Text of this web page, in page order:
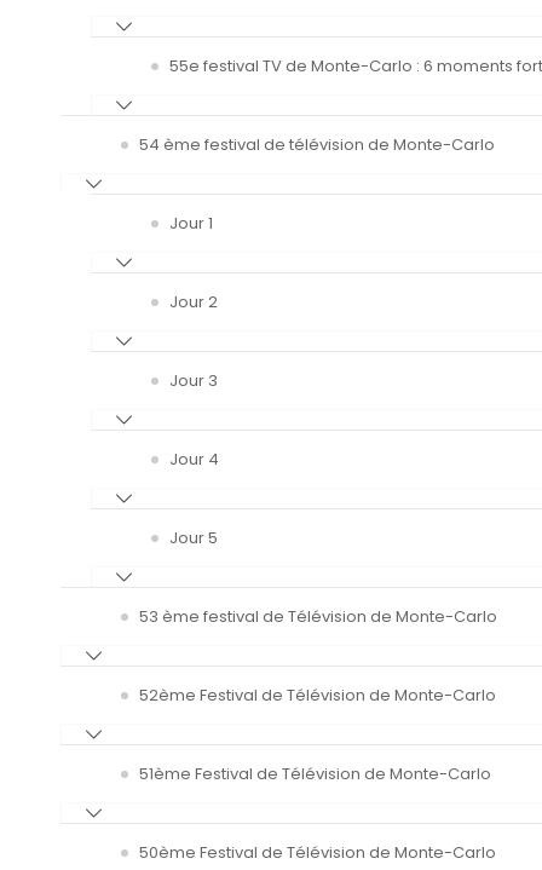
55e festival TV de Monte-Carlo : 6 moments
54 ème festival de télévision de Monte-Carlo
Jour 1
Jour 2
Jour 3
Jour 4
Jour 5
53 ème festival de Télévision de Monte-Carlo
52ème Festival de Télévision de Monte-Carlo
51ème Festival de Télévision de Monte-Carlo
50ème Festival de Télévision de Monte-Carlo